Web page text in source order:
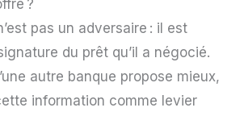
?
pas un adversaire : il est
du prêt qu’il a négocié.
autre banque propose mieux,
information comme levier